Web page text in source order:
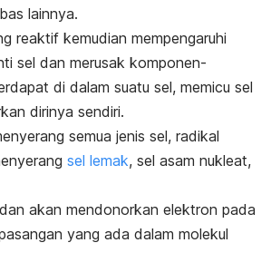
lainnya.
reaktif kemudian mempengaruhi
sel dan merusak komponen-
di dalam suatu sel, memicu sel
dirinya sendiri.
semua jenis sel, radikal
sel lemak, sel asam nukleat,
akan mendonorkan elektron pada
yang ada dalam molekul